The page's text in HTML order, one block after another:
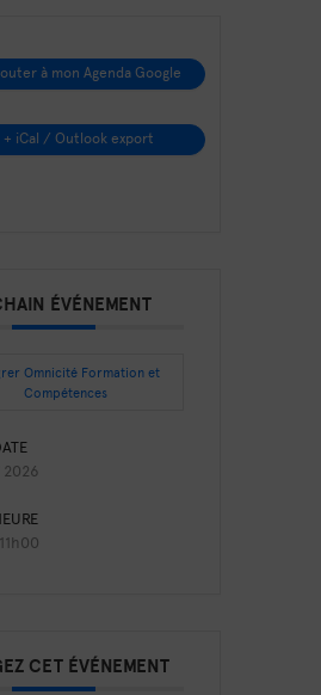
à mon Agenda Google
+ iCal / Outlook export
ÉVÉNEMENT
Omnicité Formation et
Compétences
CET ÉVÉNEMENT